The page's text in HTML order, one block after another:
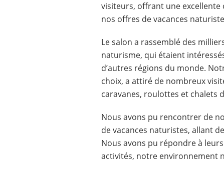
visiteurs, offrant une
nos offres de vacances
Le salon a rassemblé des
naturisme, qui étaient
d’autres régions du monde.
choix, a attiré de nombreux
caravanes, roulottes et chalets
Nous avons pu rencontrer de
de vacances naturistes, allant
Nous avons pu répondre à
activités, notre environnement